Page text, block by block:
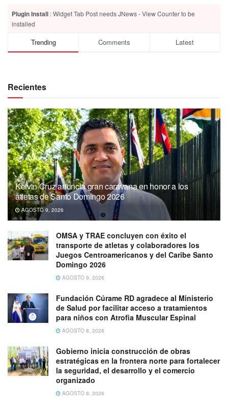
Plugin Install : Widget Tab Post needs JNews - View Counter to be
installed
Trending Comments Latest
Recientes
Kelvin Cruz anuncia gran caravana en honor a los
atletas de Santo Domingo 2026
AGOSTO 9, 2026
OMSA y TRAE concluyen con éxito el
transporte de atletas y colaboradores los
Juegos Centroamericanos y del Caribe Santo
Domingo 2026
AGOSTO 9, 2026
Fundación Cúrame RD agradece al Ministerio
de Salud por facilitar acceso a tratamientos
para niños con Atrofia Muscular Espinal
AGOSTO 8, 2026
Gobierno inicia construcción de obras
estratégicas en la frontera norte para fortalecer
la seguridad, el desarrollo y el comercio
organizado
AGOSTO 8, 2026